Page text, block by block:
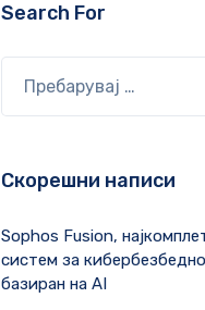
Search For
Скорешни написи
Sophos Fusion,
систем за
базиран на AI